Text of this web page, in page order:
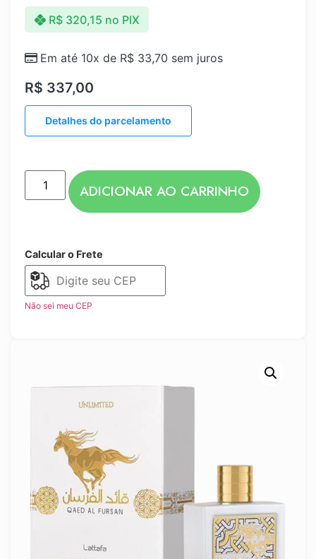
R$ 337,00
Em até 10x de R$ 33,70 sem juros
R$320,15 no PIX
Detalhes do parcelamento
ADICIONAR AO CARRINHO
Calcular o Frete
Não sei meu CEP